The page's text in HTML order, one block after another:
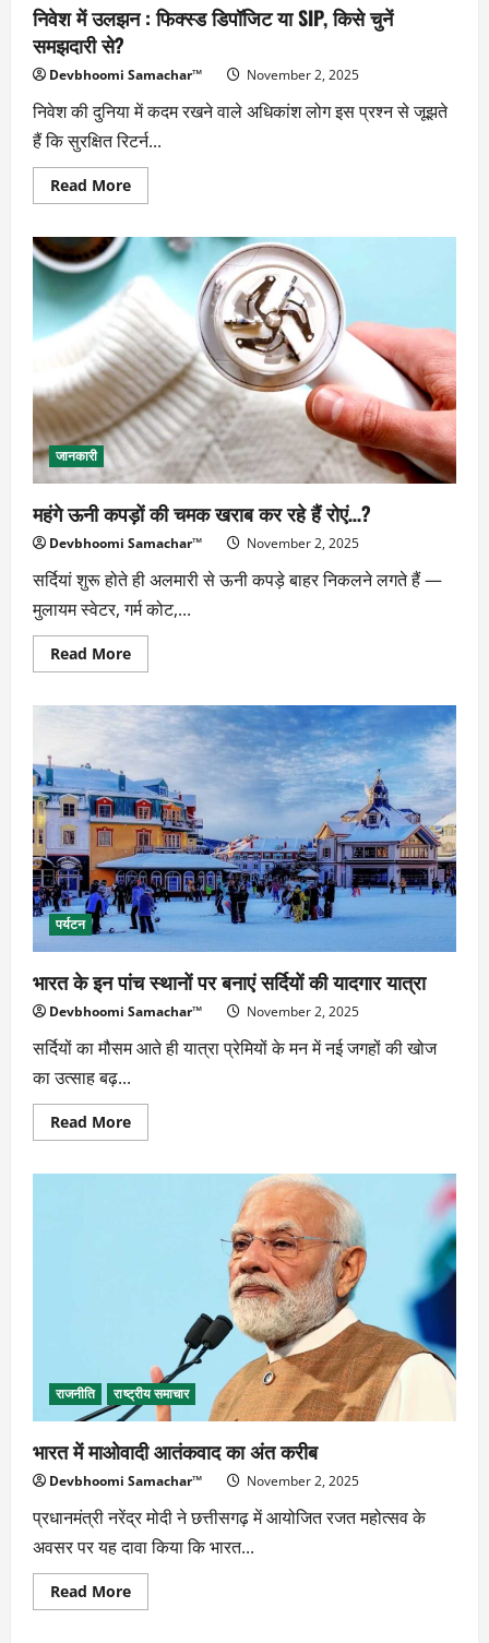
निवेश में उलझन : फिक्स्ड डिपॉजिट या SIP, किसे चुनें
समझदारी से?
Devbhoomi Samachar™ November 2, 2025
निवेश की दुनिया में कदम रखने वाले अधिकांश लोग इस प्रश्न से जूझते
हैं कि सुरक्षित रिटर्न...
Read MoreRead
more
में
उलझन
:
फिक्स्ड
डिपॉजिट
या
SIP,
किसे
चुनें
समझदारी
से?
जानकारी
महंगे ऊनी कपड़ों की चमक खराब कर रहे हैं रोएं…?
Devbhoomi Samachar™ November 2, 2025
सर्दियां शुरू होते ही अलमारी से ऊनी कपड़े बाहर निकलने लगते हैं —
मुलायम स्वेटर, गर्म कोट,...
Read MoreRead
more
ऊनी
कपड़ों
की
खराब
कर
रहे
हैं
रोएं…?
पर्यटन
भारत के इन पांच स्थानों पर बनाएं सर्दियों की यादगार यात्रा
Devbhoomi Samachar™ November 2, 2025
सर्दियों का मौसम आते ही यात्रा प्रेमियों के मन में नई जगहों की खोज
का उत्साह बढ़...
Read MoreRead
more
राजनीति राष्ट्रीय समाचार
भारत में माओवादी आतंकवाद का अंत करीब
Devbhoomi Samachar™ November 2, 2025
प्रधानमंत्री नरेंद्र मोदी ने छत्तीसगढ़ में आयोजित रजत महोत्सव के
अवसर पर यह दावा किया कि भारत...
Read MoreRead
more